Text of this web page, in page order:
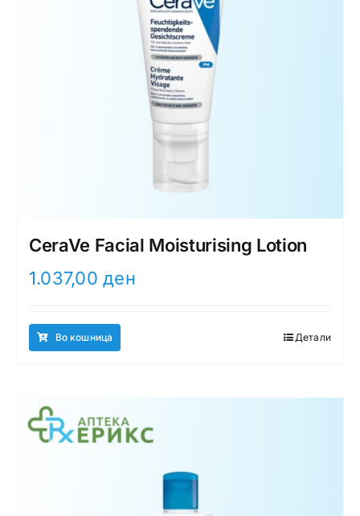
CeraVe Facial Moisturising Lotion
1.037,00ден
Во кошница Детали